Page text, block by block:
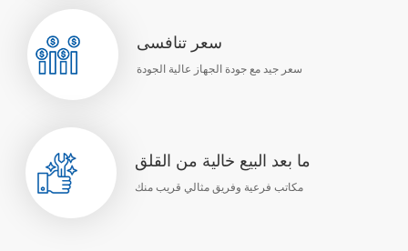
سعر تنافسى
سعر جيد مع جودة الجهاز عالية الجودة
ما بعد البيع خالية من القلق
مكاتب فرعية وفريق مثالي قريب منك